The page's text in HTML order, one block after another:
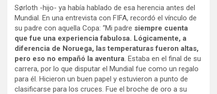
Sørloth -hijo- ya había hablado de esa herencia antes del
Mundial. En una entrevista con FIFA, recordó el vínculo de
su padre con aquella Copa: “Mi padre siempre cuenta
que fue una experiencia fabulosa. Lógicamente, a
diferencia de Noruega, las temperaturas fueron altas,
pero eso no empañó la aventura. Estaba en el final de su
carrera, por lo que disputar el Mundial fue como un regalo
para él. Hicieron un buen papel y estuvieron a punto de
clasificarse para los cruces. Fue el broche de oro a su